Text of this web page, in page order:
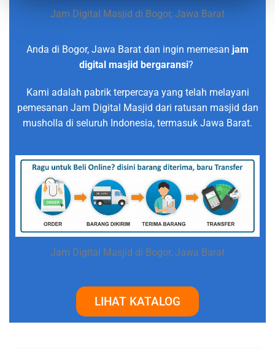
Jam Digital Masjid di Bogor, Jawa Barat
Anda di Bogor, Jawa Barat dan ingin memesan jam
digital masjid bergaransi?
Kami adalah pabrik terpercaya yang telah melayani
pemesanan Jam Digital Masjid dari ratusan masjid dan
musholla di seluruh Indonesia, termasuk Jawa Barat.
Jam Digital Masjid di Bogor, Jawa Barat
LIHAT KATALOG